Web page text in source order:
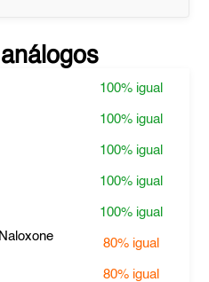
100% igual
100% igual
100% igual
100% igual
100% igual
80% igual
80% igual